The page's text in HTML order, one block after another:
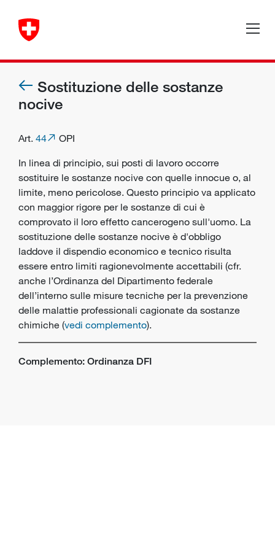
Sostituzione delle sostanze
nocive
Art. 44
OPI
In linea di principio, sui posti di lavoro occorre
sostituire le sostanze nocive con quelle innocue o, al
limite, meno pericolose. Questo principio va applicato
con maggior rigore per le sostanze di cui è
comprovato il loro effetto cancerogeno sull'uomo. La
sostituzione delle sostanze nocive è d'obbligo
laddove il dispendio economico e tecnico risulta
essere entro limiti ragionevolmente accettabili (cfr.
anche l’Ordinanza del Dipartimento federale
dell’interno sulle misure tecniche per la prevenzione
delle malattie professionali cagionate da sostanze
chimiche (vedi complemento).
Complemento: Ordinanza DFI